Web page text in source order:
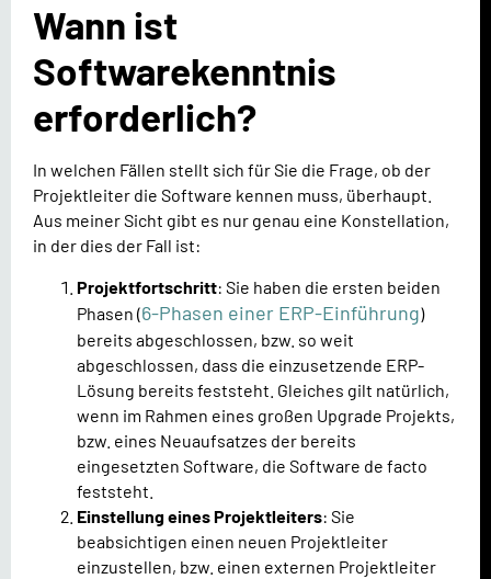
Wann ist
Softwarekenntnis
erforderlich?
In welchen Fällen stellt sich für Sie die Frage, ob der
Projektleiter die Software kennen muss, überhaupt.
Aus meiner Sicht gibt es nur genau eine Konstellation,
in der dies der Fall ist:
Projektfortschritt: Sie haben die ersten beiden
Phasen (6-Phasen einer ERP-Einführung)
bereits abgeschlossen, bzw. so weit
abgeschlossen, dass die einzusetzende ERP-
Lösung bereits feststeht. Gleiches gilt natürlich,
wenn im Rahmen eines großen Upgrade Projekts,
bzw. eines Neuaufsatzes der bereits
eingesetzten Software, die Software de facto
feststeht.
Einstellung eines Projektleiters: Sie
beabsichtigen einen neuen Projektleiter
einzustellen, bzw. einen externen Projektleiter